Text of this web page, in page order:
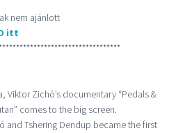
nem ajánlott
itt
Viktor Zichó’s documentary “Pedals &
comes to the big screen.
and Tshering Dendup became the first